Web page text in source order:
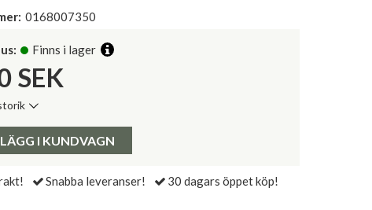
0168007350
Finns i lager
SEK
Pris:
LÄGG I KUNDVAGN
Snabba leveranser! 30 dagars öppet köp!